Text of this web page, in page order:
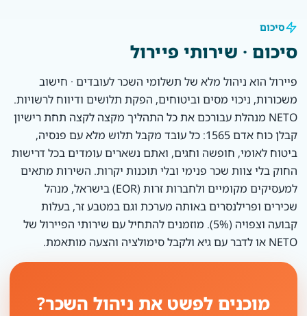
סיכום
סיכום · שירותי פיירול
פיירול הוא ניהול מלא של תשלומי השכר לעובדים · חישוב
משכורות, ניכוי מסים וביטוחים, הפקת תלושים ודיווח לרשויות.
NETO מנהלת עבורכם את כל התהליך מקצה לקצה תחת רישיון
קבלן כוח אדם 1565: כל עובד מקבל תלוש מלא עם פנסיה,
ביטוח לאומי, חופשה וחגים, ואתם נשארים עומדים בכל דרישות
החוק בלי צוות שכר פנימי ובלי תוכנות יקרות. השירות מתאים
למעסיקים מקומיים ולחברות זרות (EOR) בישראל, מנהל
שכירים ופרילנסרים באותה מערכת וגם במטבע זר, בעלות
קבועה וצפויה (5%). מוזמנים להתחיל עם שירותי הפיירול של
NETO או לדבר עם גיא ולקבל סימולציה והצעה מותאמת.
מוכנים לפשט את ניהול השכר?